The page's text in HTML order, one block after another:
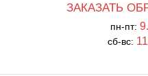
ЗАКАЗАТЬ
пн-пт:
сб-вс: